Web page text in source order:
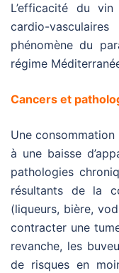
L’efficacité du
cardio-
phénomène du
régime
Cancers et
Une
à une baisse
pathologies
résultants de la
(liqueurs, bière,
contracter une
revanche, les
de risques en